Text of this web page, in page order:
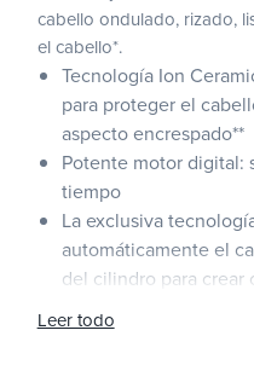
cabello ondulado, rizado,
el cabello*.
Tecnología Ion
para proteger el
aspecto encrespado**
Potente motor digital:
tiempo
La exclusiva
automáticamente el
del cilindro para crear
daños provocados por
Leer todo